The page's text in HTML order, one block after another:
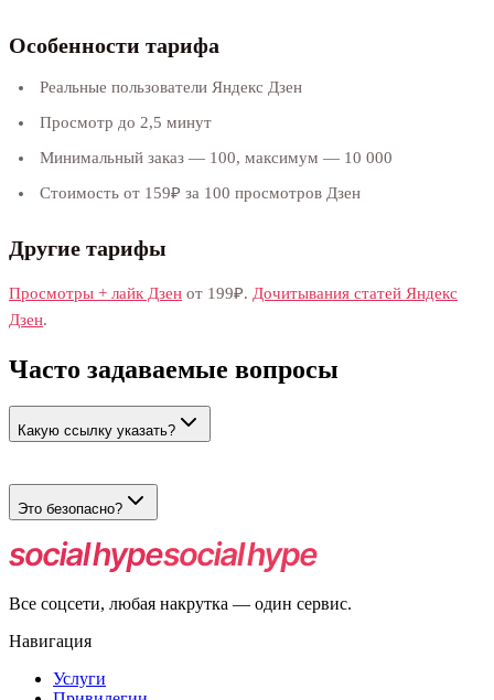
Особенности тарифа
Реальные пользователи Яндекс Дзен
Просмотр до 2,5 минут
Минимальный заказ — 100, максимум — 10 000
Стоимость от 159₽ за 100 просмотров Дзен
Другие тарифы
Просмотры + лайк Дзен от 199₽. Дочитывания статей Яндекс
Дзен.
Часто задаваемые вопросы
Какую ссылку указать?
Это безопасно?
Да. Просмотры от живых пользователей.
Все соцсети, любая накрутка — один сервис.
Навигация
Услуги